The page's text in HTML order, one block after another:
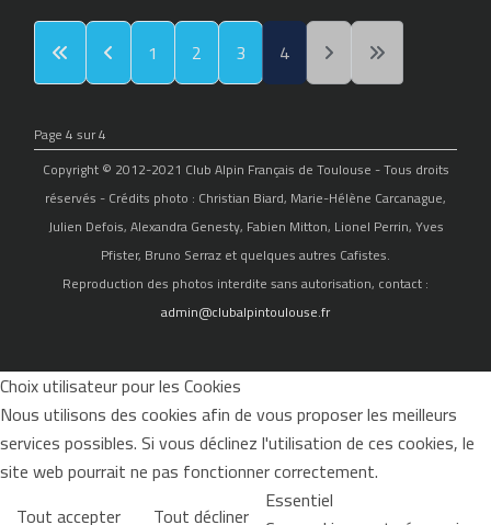
1 2 3 4
Page 4 sur 4
Copyright © 2012-2021 Club Alpin Français de Toulouse - Tous droits
réservés - Crédits photo : Christian Biard, Marie-Hélène Carcanague,
Julien Defois, Alexandra Genesty, Fabien Mitton, Lionel Perrin, Yves
Pfister, Bruno Serraz et quelques autres Cafistes.
Reproduction des photos interdite sans autorisation, contact :
admin@clubalpintoulouse.fr
Choix utilisateur pour les Cookies
Nous utilisons des cookies afin de vous proposer les meilleurs
services possibles. Si vous déclinez l'utilisation de ces cookies, le
site web pourrait ne pas fonctionner correctement.
Tout accepter
Tout décliner Essentiel